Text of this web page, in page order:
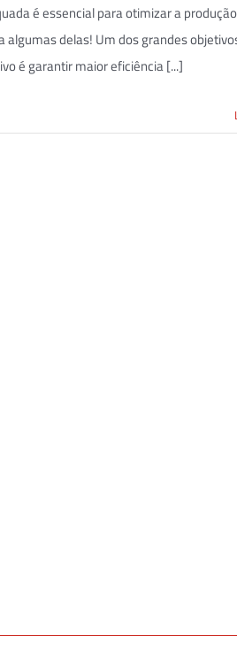
é essencial para otimizar a
algumas delas! Um dos grandes
é garantir maior eficiência [...]